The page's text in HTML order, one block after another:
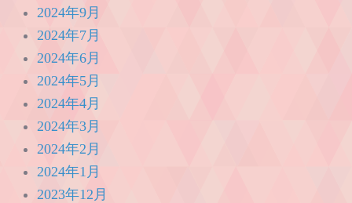
2024年9月
2024年7月
2024年6月
2024年5月
2024年4月
2024年3月
2024年2月
2024年1月
2023年12月